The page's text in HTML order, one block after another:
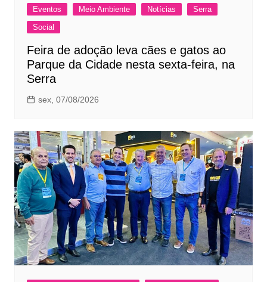
Eventos Meio Ambiente Notícias
Serra
Social
Feira de adoção leva cães e gatos ao
Parque da Cidade nesta sexta-feira, na
Serra
sex, 07/08/2026